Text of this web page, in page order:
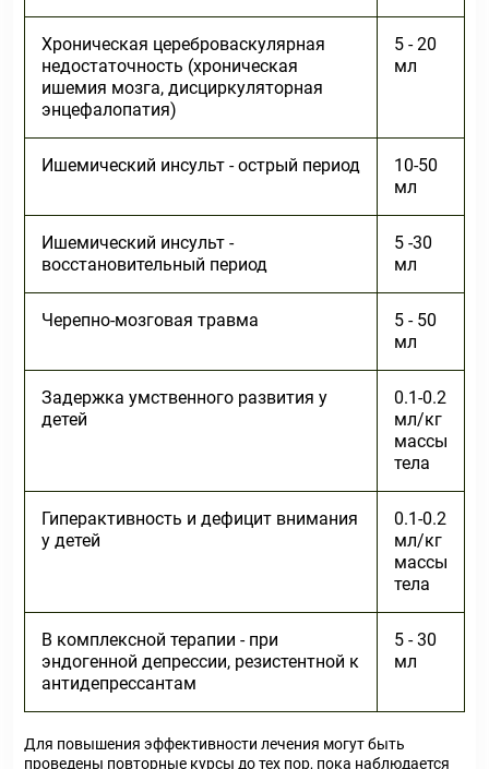
Хроническая цереброваскулярная
недостаточность (хроническая
ишемия мозга, дисциркуляторная
энцефалопатия)
5 - 20
мл
Ишемический инсульт - острый период
10-50
мл
Ишемический инсульт -
восстановительный период
5 -30
мл
Черепно-мозговая травма
5 - 50
мл
Задержка умственного развития у
детей
0.1-0.2
мл/кг
массы
тела
Гиперактивность и дефицит внимания
у детей
0.1-0.2
мл/кг
массы
тела
В комплексной терапии - при
эндогенной депрессии, резистентной к
антидепрессантам
5 - 30
мл
Для повышения эффективности лечения могут быть
проведены повторные курсы до тех пор, пока наблюдается